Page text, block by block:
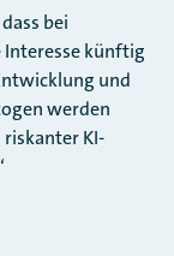
bei
künftig
und
werden
KI-